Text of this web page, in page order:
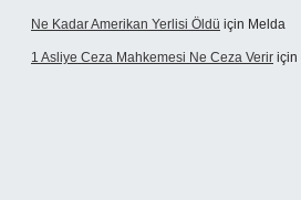
Ne Kadar Amerikan Yerlisi Öldü için Melda
1 Asliye Ceza Mahkemesi Ne Ceza Verir için